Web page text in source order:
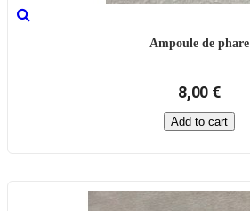
Ampoule de phare
8,00 €
Add to cart